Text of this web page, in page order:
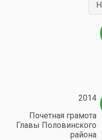
2014
Почетная грамота
Главы Половинского
района